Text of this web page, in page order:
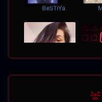
BeSTiYa
Кума